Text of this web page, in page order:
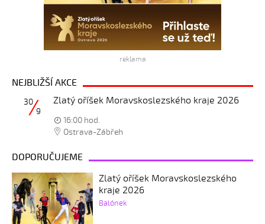
reklama
NEJBLIŽŠÍ AKCE
Zlatý oříšek Moravskoslezského kraje 2026
30
9
16:00 hod.
Ostrava-Zábřeh
DOPORUČUJEME
Zlatý oříšek Moravskoslezského
kraje 2026
Balónek